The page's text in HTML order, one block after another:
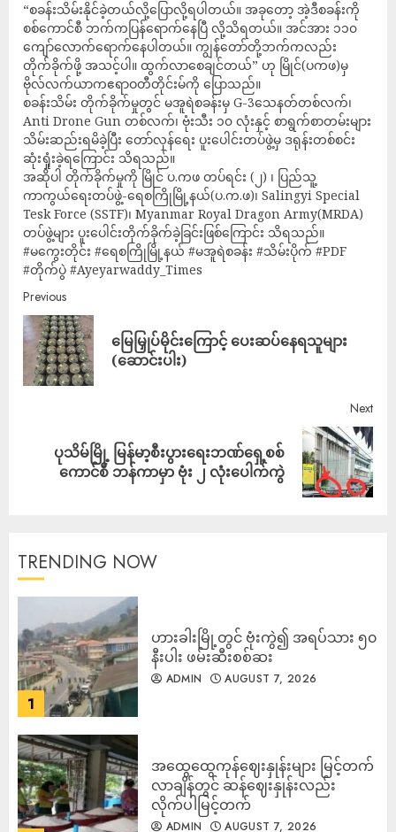
“စခန်းသိမ်းနိုင်ခဲ့တယ်လို့ပြောလို့ရပါတယ်။ အခုတော့ အဲ့ဒီစခန်းကို
စစ်ကောင်စီ ဘက်ကပြန်ရောက်နေပြီ လို့သိရတယ်။ အင်အား ၁၁၀
ကျော်လောက်ရောက်နေပါတယ်။ ကျွန်တော်တို့ဘက်ကလည်း
တိုက်ခိုက်ဖို့ အသင့်ပါ။ ထွက်လာစေချင်တယ်” ဟု မြိုင်(ပကဖ)မှ
ဗိုလ်လက်ယာကဧရာဝတီတိုင်းမ်ကို ပြောသည်။
စခန်းသိမ်း တိုက်ခိုက်မှုတွင် မအူရဲစခန်းမှ G-3သေနတ်တစ်လက်၊
Anti Drone Gun တစ်လက်၊ ဗုံးသီး ၁၀ လုံးနှင့် စာရွက်စာတမ်းများ
သိမ်းဆည်းရမိခဲ့ပြီး တော်လှန်ရေး ပူးပေါင်းတပ်ဖွဲ့မှ ဒရုန်းတစ်စင်း
ဆုံးရှုံးခဲ့ရကြောင်း သိရသည်။
အဆိုပါ တိုက်ခိုက်မှုကို မြိုင် ပ.ကဖ တပ်ရင်း (၂) ၊ ပြည်သူ့
ကာကွယ်ရေးတပ်ဖွဲ့-ရေစကြိုမြို့နယ်(ပ.က.ဖ)၊ Salingyi Special
Tesk Force (SSTF)၊ Myanmar Royal Dragon Army(MRDA)
တပ်ဖွဲ့များ ပူးပေါင်းတိုက်ခိုက်ခဲ့ခြင်းဖြစ်ကြောင်း သိရသည်။
#မကွေးတိုင်း #ရေစကြိုမြို့နယ် #မအူရဲစခန်း #သိမ်းပိုက် #PDF
#တိုက်ပွဲ #Ayeyarwaddy_Times
Previous
မြေမြှုပ်မိုင်းကြောင့် ပေးဆပ်နေရသူများ
(ဆောင်းပါး)
Next
ပုသိမ်မြို့ မြန်မာ့စီးပွားရေးဘဏ်ရှေ့စစ်
ကောင်စီ ဘန်ကာမှာ ဗုံး ၂ လုံးပေါက်ကွဲ
TRENDING NOW
1
ဟားခါးမြို့တွင် ဗုံးကွဲ၍ အရပ်သား ၅၀
နီးပါး ဖမ်းဆီးစစ်ဆး
ADMIN AUGUST 7, 2026
အထွေထွေကုန်ဈေးနှုန်းများ မြင့်တက်
လာချိန်တွင် ဆန်ဈေးနှုန်းလည်း
လိုက်ပါမြင့်တက်
ADMIN AUGUST 7, 2026